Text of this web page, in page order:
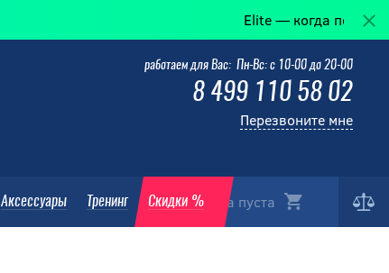
Elite — когда победа в деталях.
Корзина пуста
Аксессуары Тренинг Скидки %
работаем для Вас: Пн-Вс: с 10-00 до 20-00
8 499 110 58 02
Перезвоните мне